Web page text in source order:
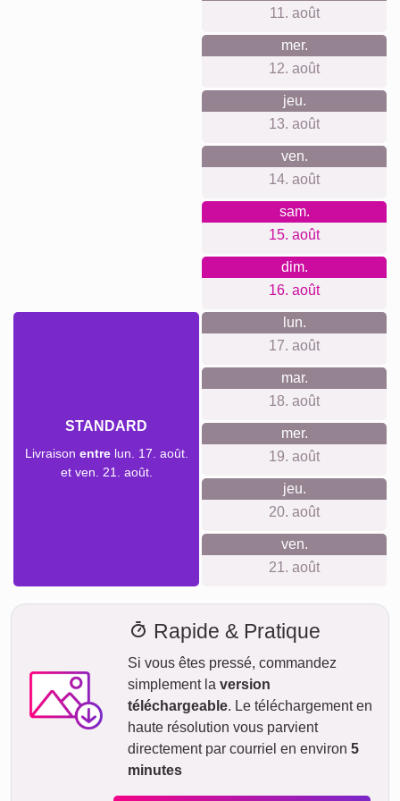
pros. Formats du poster au très grand. Bureau et production
durables et climatiquement neutres. Satisfaction visible
Quelque chose pour chaque
thème montagne, un bureau apaisant, un cadeau
d’anniversaire pour amoureux de météo, un souvenir de
road trip sur la côte, une pendaison de crémaillère, un merci
à un guide de randonnée, ou pour immortaliser une saison
de brumes et d’orages.
Créer un collage
Délai de livraison et aperçu de
Nous ne voulons pas faire de fausses promesses de
livraison. Avec notre aperçu de livraison, vous pouvez voir à
tout moment quand votre produit sera livré si vous
Avec notre livraison express prioritaire, votre collage photo
pourrait vous parvenir sous deux jours ouvrables
moyennant un supplément (si la commande est passée
avant 8h). Même avec la livraison standard, votre collage -
selon le matériau - sera en route vers vous en quelques